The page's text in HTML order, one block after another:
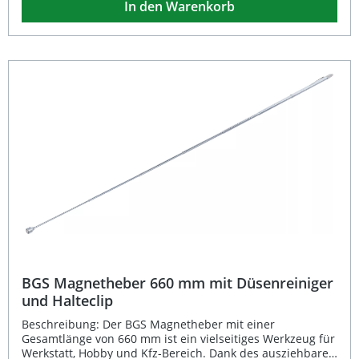
Die Verpackung ist zudem zur praktischen
Wandaufhängung vorgesehen. 3 starke Magnetflächen für
sicheren Halt Präzises Fixieren von Werkstücken bei 60°,
Montageanwendungen Robuste L-Form für stabile
In den Warenkorb
BGS Magnetheber 660 mm mit Düsenreiniger
und Halteclip
Beschreibung: Der BGS Magnetheber mit einer
Gesamtlänge von 660 mm ist ein vielseitiges Werkzeug für
Werkstatt, Hobby und Kfz-Bereich. Dank des ausziehbaren